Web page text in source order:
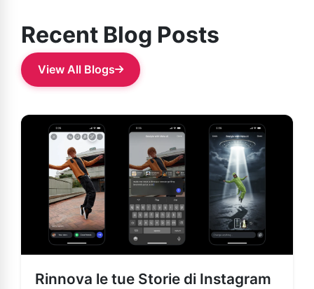
Recent Blog Posts
View All Blogs
Rinnova le tue Storie di Instagram